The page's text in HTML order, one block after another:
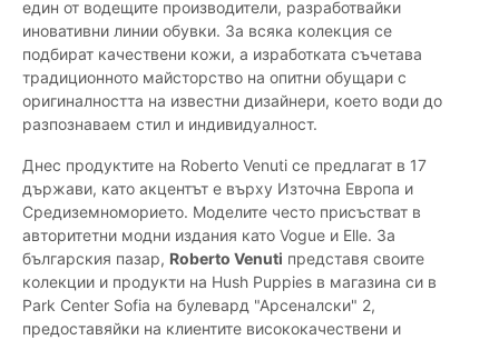
един от водещите производители, разработвайки
иновативни линии обувки. За всяка колекция се
подбират качествени кожи, а изработката съчетава
традиционното майсторство на опитни обущари с
оригиналността на известни дизайнери, което води до
разпознаваем стил и индивидуалност.
Днес продуктите на Roberto Venuti се предлагат в 17
държави, като акцентът е върху Източна Европа и
Средиземноморието. Моделите често присъстват в
авторитетни модни издания като Vogue и Elle. За
българския пазар, Roberto Venuti представя своите
колекции и продукти на Hush Puppies в магазина си в
Park Center Sofia на булевард "Арсеналски" 2,
предоставяйки на клиентите висококачествени и